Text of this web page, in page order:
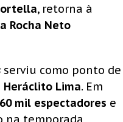
, retorna à
Rocha Neto
serviu como ponto de
Heráclito Lima. Em
mil espectadores e
na temporada